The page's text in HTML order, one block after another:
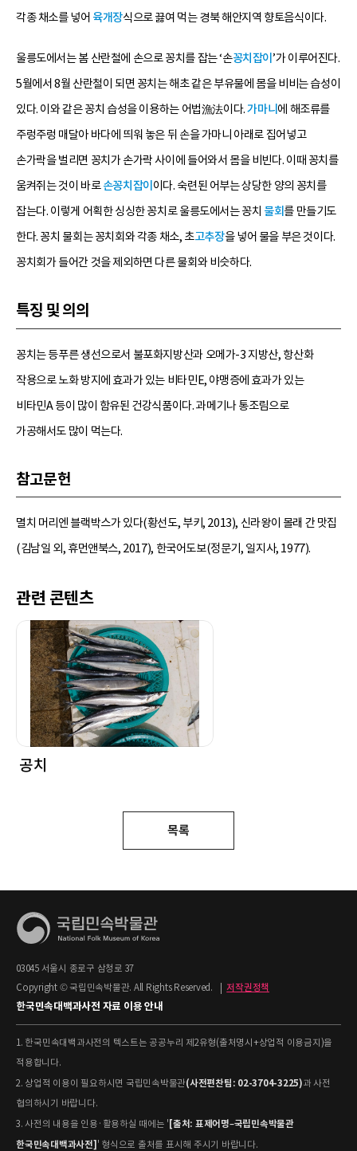
각종 채소를 넣어 육개장식으로 끓여 먹는 경북 해안지역 향토음식이다.
울릉도에서는 봄 산란철에 손으로 꽁치를 잡는 ‘손꽁치잡이’가 이루어진다.
5월에서 8월 산란철이 되면 꽁치는 해초 같은 부유물에 몸을 비비는 습성이
있다. 이와 같은 꽁치 습성을 이용하는 어법漁法이다.가마니 에 해조류를
주렁주렁 매달아 바다에 띄워 놓은 뒤 손을 가마니 아래로 집어넣고
손가락을 벌리면 꽁치가 손가락 사이에 들어와서 몸을 비빈다. 이때 꽁치를
움켜쥐는 것이 바로손꽁치잡이 이다. 숙련된 어부는 상당한 양의 꽁치를
잡는다. 이렇게 어획한 싱싱한 꽁치로 울릉도에서는 꽁치 물회를 만들기도
한다. 꽁치 물회는 꽁치회와 각종 채소, 초고추장을 넣어 물을 부은 것이다.
꽁치회가 들어간 것을 제외하면 다른 물회와 비슷하다.
특징 및 의의
꽁치는 등푸른 생선으로서 불포화지방산과 오메가-3 지방산, 항산화
작용으로 노화 방지에 효과가 있는 비타민E, 야맹증에 효과가 있는
비타민A 등이 많이 함유된 건강식품이다. 과메기나 통조림으로
가공해서도 많이 먹는다.
참고문헌
멸치 머리엔 블랙박스가 있다(황선도, 부키, 2013), 신라왕이 몰래 간 맛집
(김남일 외, 휴먼앤북스, 2017), 한국어도보(정문기, 일지사, 1977).
관련 콘텐츠
공치
목록
03045 서울시 종로구 삼청로 37
Copyright © 국립민속박물관. All Rights Reserved.
저작권정책
한국민속대백과사전 자료 이용 안내
1. 한국민속대백과사전의 텍스트는 공공누리 제2유형(출처명시+상업적 이용금지)을
적용합니다.
2. 상업적 이용이 필요하시면 국립민속박물관(사전편찬팀: 02-3704-3225)과 사전
협의하시기 바랍니다.
3. 사전의 내용을 인용·활용하실 때에는 ' [출처: 표제어명–국립민속박물관
한국민속대백과사전] ' 형식으로 출처를 표시해 주시기 바랍니다.